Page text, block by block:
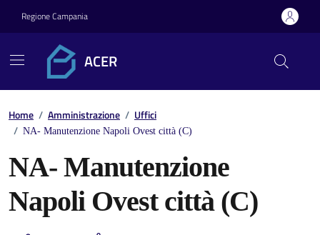
Regione Campania
ACER
Home / Amministrazione / Uffici
/ NA- Manutenzione Napoli Ovest città (C)
NA- Manutenzione
Napoli Ovest città (C)